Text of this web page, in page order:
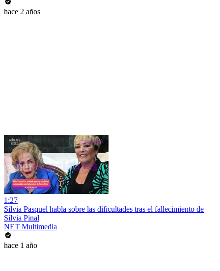
hace 2 años
1:27
Silvia Pasquel habla sobre las dificultades tras el fallecimiento de
Silvia Pinal
NET Multimedia
hace 1 año